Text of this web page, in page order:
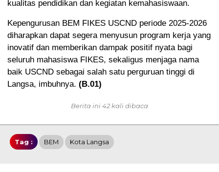
kualitas pendidikan dan kegiatan kemahasiswaan.
Kepengurusan BEM FIKES USCND periode 2025-2026
diharapkan dapat segera menyusun program kerja yang
inovatif dan memberikan dampak positif nyata bagi
seluruh mahasiswa FIKES, sekaligus menjaga nama
baik USCND sebagai salah satu perguruan tinggi di
Langsa, imbuhnya. (B.01)
Berita ini 42 kali dibaca
Tag : BEM Kota Langsa